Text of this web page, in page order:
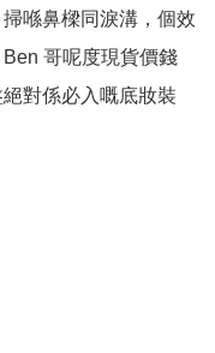
喺鼻樑同淚溝，個效
哥呢度現貨價錢
對係必入嘅底妝裝